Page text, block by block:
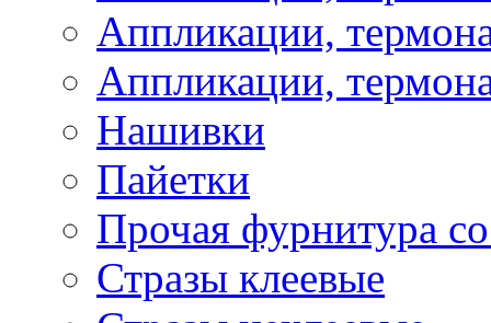
Аппликации,
Аппликации,
Нашивки
Пайетки
Прочая фурнитура
Стразы клеевые